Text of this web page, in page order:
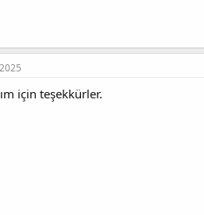
için teşekkürler.